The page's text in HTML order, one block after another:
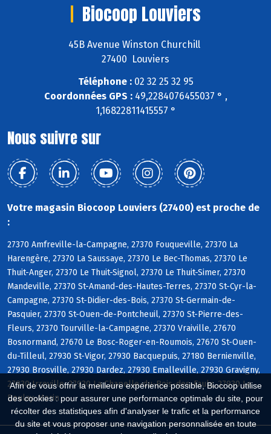
Afin de vous offrir la meilleure expérience possible, Biocoop utilise
des cookies : pour assurer une performance optimale du site, pour
récolter des statistiques afin d'analyser le trafic et la performance
du site et vous proposer une navigation personnalisée en toute
Biocoop Louviers
45B Avenue Winston Churchill
27400 Louviers
Téléphone :02 32 25 32 95
Coordonnées GPS :49,2284076455037 ° ,
1,16822811415557 °
Nous suivre sur
Votre magasin Biocoop Louviers (27400) est proche de
:
27370 Amfreville-la-Campagne, 27370 Fouqueville, 27370 La
Harengère, 27370 La Saussaye, 27370 Le Bec-Thomas, 27370 Le
Thuit-Anger, 27370 Le Thuit-Signol, 27370 Le Thuit-Simer, 27370
Mandeville, 27370 St-Amand-des-Hautes-Terres, 27370 St-Cyr-la-
Campagne, 27370 St-Didier-des-Bois, 27370 St-Germain-de-
Pasquier, 27370 St-Ouen-de-Pontcheuil, 27370 St-Pierre-des-
Fleurs, 27370 Tourville-la-Campagne, 27370 Vraiville, 27670
Bosnormand, 27670 Le Bosc-Roger-en-Roumois, 27670 St-Ouen-
du-Tilleul, 27930 St-Vigor, 27930 Bacquepuis, 27180 Bernienville,
27930 Brosville, 27930 Dardez, 27930 Emalleville, 27930 Gravigny,
27930 Irreville, 27930 La Chapelle-du-Bois-des-Faulx, 27930 Le
Boulay-Morin